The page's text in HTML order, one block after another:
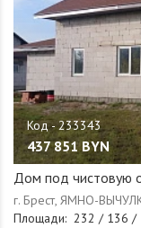
437 851 BYN
Дом под чистовую